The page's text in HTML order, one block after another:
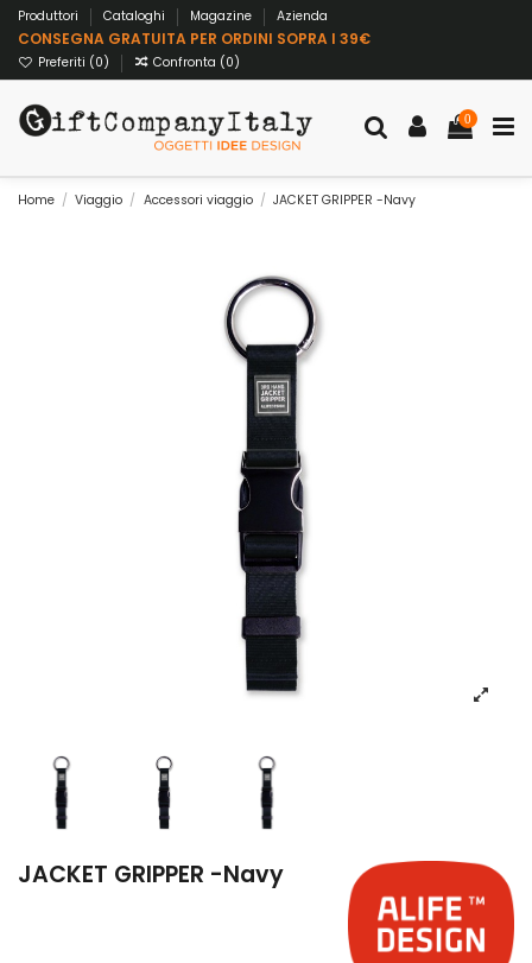
Produttori Cataloghi Magazine Azienda
CONSEGNA GRATUITA PER ORDINI SOPRA I 39€
Preferiti (0) Confronta (0)
0
Home Viaggio Accessori viaggio JACKET GRIPPER -Navy
JACKET GRIPPER -Navy